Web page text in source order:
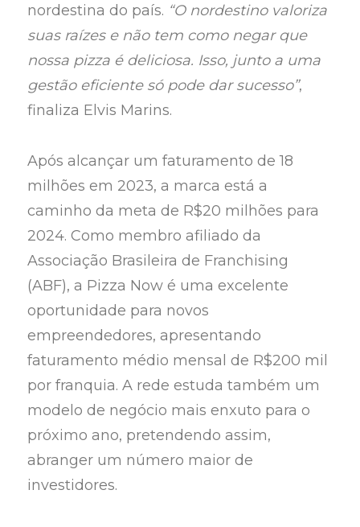
nordestina do país. “O nordestino valoriza
suas raízes e não tem como negar que
nossa pizza é deliciosa. Isso, junto a uma
gestão eficiente só pode dar sucesso”,
finaliza Elvis Marins.
Após alcançar um faturamento de 18
milhões em 2023, a marca está a
caminho da meta de R$20 milhões para
2024. Como membro afiliado da
Associação Brasileira de Franchising
(ABF), a Pizza Now é uma excelente
oportunidade para novos
empreendedores, apresentando
faturamento médio mensal de R$200 mil
por franquia. A rede estuda também um
modelo de negócio mais enxuto para o
próximo ano, pretendendo assim,
abranger um número maior de
investidores.